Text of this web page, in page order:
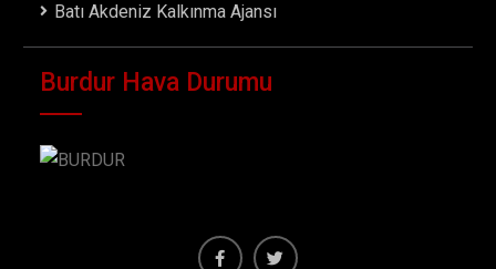
Batı Akdeniz Kalkınma Ajansı
Burdur Hava Durumu